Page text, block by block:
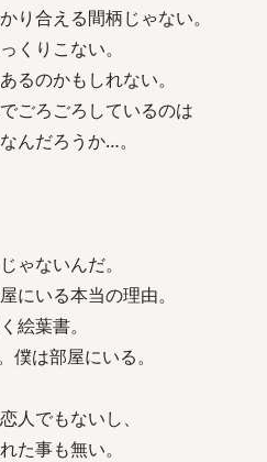
り合える間柄じゃない。
くりこない。
るのかもしれない。
ごろごろしているのは
んだろうか…。
ゃないんだ。
にいる本当の理由。
絵葉書。
は部屋にいる。
人でもないし、
た事も無い。